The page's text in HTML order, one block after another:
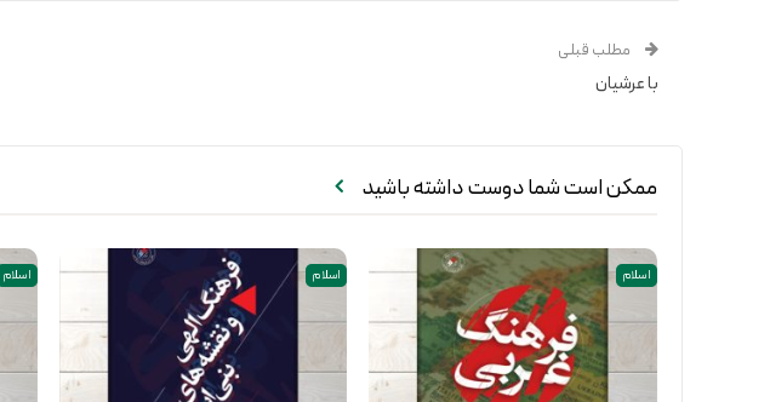
مطلب قبلی
با عرشیان
ممکن است شما دوست داشته باشید
اسلام اسلام اسلام